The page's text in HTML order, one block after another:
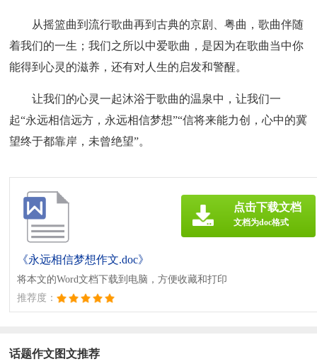
从摇篮曲到流行歌曲再到古典的京剧、粤曲，歌曲伴随
着我们的一生；我们之所以中爱歌曲，是因为在歌曲当中你
能得到心灵的滋养，还有对人生的启发和警醒。
让我们的心灵一起沐浴于歌曲的温泉中，让我们一
起“永远相信远方，永远相信梦想”“信将来能力创，心中的冀
望终于都靠岸，未曾绝望”。
《永远相信梦想作文.doc》
将本文的Word文档下载到电脑，方便收藏和打印
推荐度：
点击下载文档
文档为doc格式
话题作文图文推荐